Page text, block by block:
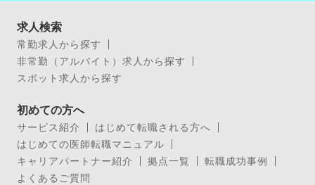
求人検索
常勤求人から探す
非常勤（アルバイト）求人から探す
スポット求人から探す
初めての方へ
サービス紹介
はじめて転職される方へ
はじめての医師転職マニュアル
キャリアパートナー紹介
拠点一覧
転職成功事例
よくあるご質問